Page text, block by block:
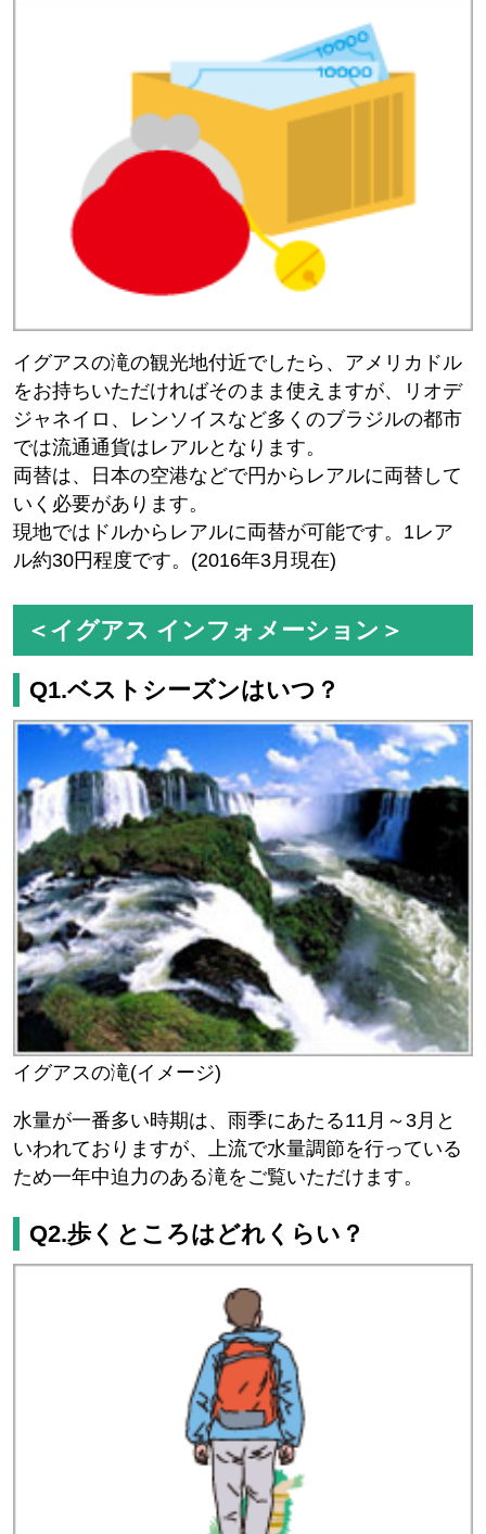
イグアスの滝の観光地付近でしたら、アメリカドル
をお持ちいただければそのまま使えますが、リオデ
ジャネイロ、レンソイスなど多くのブラジルの都市
では流通通貨はレアルとなります。
両替は、日本の空港などで円からレアルに両替して
いく必要があります。
現地ではドルからレアルに両替が可能です。1レア
ル約30円程度です。(2016年3月現在)
＜イグアス インフォメーション＞
Q1.ベストシーズンはいつ？
イグアスの滝(イメージ)
水量が一番多い時期は、雨季にあたる11月～3月と
いわれておりますが、上流で水量調節を行っている
ため一年中迫力のある滝をご覧いただけます。
Q2.歩くところはどれくらい？